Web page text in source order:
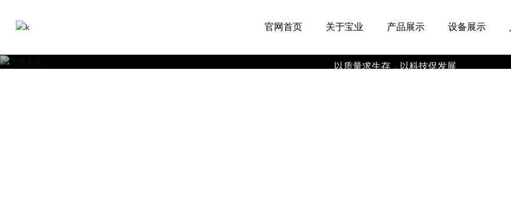
官网首页 关于宝业 产品展示 设备展示
以质量求生存，以科技促发展